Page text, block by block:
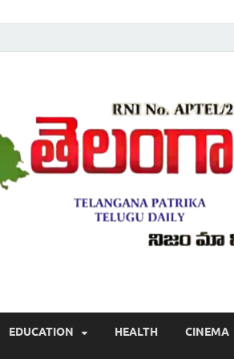
, తాజా వార్తలు , తెలుగు వార్తలు , బ్రేకింగ్
EDUCATION HEALTH CINEMA